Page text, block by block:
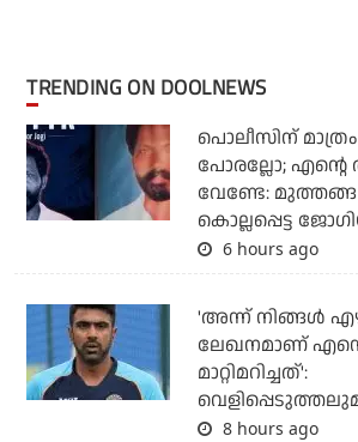
TRENDING ON DOOLNEWS
പൊലീസിന് മാത്രം
പോരല്ലോ; എന്റെ
വേണ്ടേ: മുത്തങ്ങ
കൊല്ലപ്പെട്ട
6 hours ago
'അന്ന് നിങ്ങള്‍
ലേഖനമാണ്
മാറ്റിമറിച്ചത്':
8 hours ago